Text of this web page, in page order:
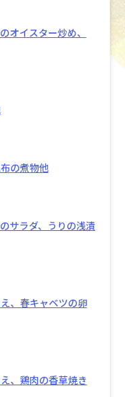
オイスター炒め、
の煮物他
サラダ、うりの浅漬
、春キャベツの卵
、鶏肉の香草焼き